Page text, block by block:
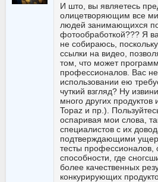
И што, вы являетесь
олицетворяющим все
людей занимающихся
фотообработкой??? Я
не собираюсь,
ссылки на видео,
том, что может
профессионалов. Вас не
использовании ею
чуткий взгляд? Ну
много других продуктов
Topaz и пр.).
оспаривая мои слова,
специалистов с их
подтверждающими
тесты
способности, где
более качественных
конкурирующих